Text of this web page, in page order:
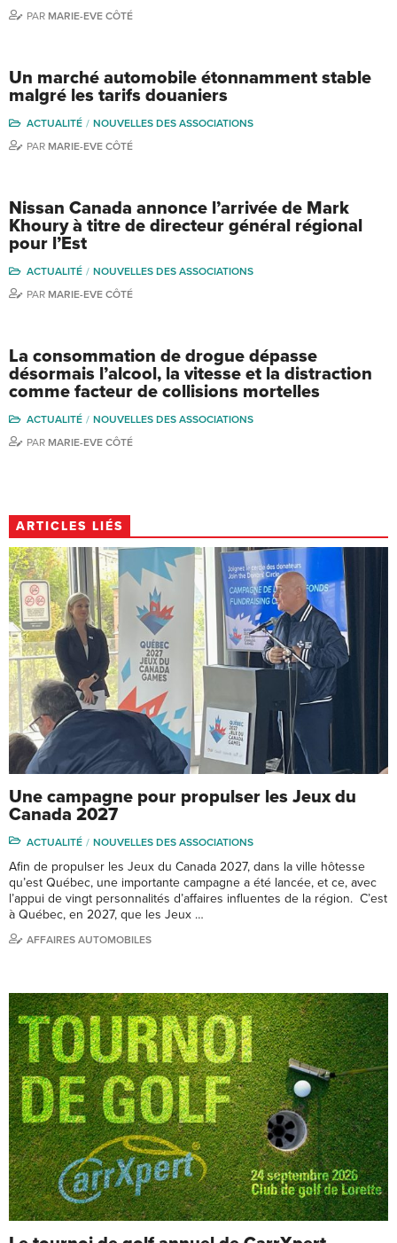
PAR MARIE-EVE CÔTÉ
Un marché automobile étonnamment stable
malgré les tarifs douaniers
ACTUALITÉ
NOUVELLES DES ASSOCIATIONS
PAR MARIE-EVE CÔTÉ
Nissan Canada annonce l’arrivée de Mark
Khoury à titre de directeur général régional
pour l’Est
ACTUALITÉ
NOUVELLES DES ASSOCIATIONS
PAR MARIE-EVE CÔTÉ
La consommation de drogue dépasse
désormais l’alcool, la vitesse et la distraction
comme facteur de collisions mortelles
ACTUALITÉ
NOUVELLES DES ASSOCIATIONS
PAR MARIE-EVE CÔTÉ
ARTICLES LIÉS
Une campagne pour propulser les Jeux du
Canada 2027
ACTUALITÉ NOUVELLES DES ASSOCIATIONS
Afin de propulser les Jeux du Canada 2027, dans la ville hôtesse
qu’est Québec, une importante campagne a été lancée, et ce, avec
l’appui de vingt personnalités d’affaires influentes de la région. C’est
à Québec, en 2027, que les Jeux …
AFFAIRES AUTOMOBILES